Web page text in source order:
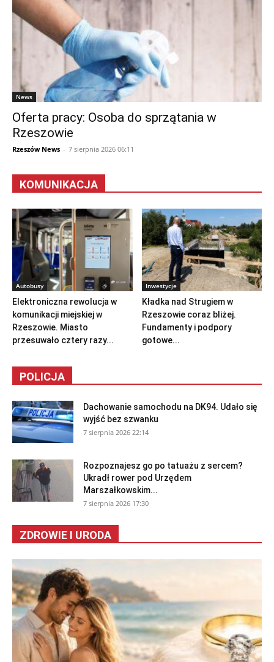
News
Oferta pracy: Osoba do sprzątania w
Rzeszowie
Rzeszów News - 7 sierpnia 2026 06:11
KOMUNIKACJA
Autobusy
Elektroniczna rewolucja w
komunikacji miejskiej w
Rzeszowie. Miasto
przesuwało cztery razy...
Inwestycje
Kładka nad Strugiem w
Rzeszowie coraz bliżej.
Fundamenty i podpory
gotowe...
POLICJA
Dachowanie samochodu na DK94. Udało się
wyjść bez szwanku
7 sierpnia 2026 22:14
Rozpoznajesz go po tatuażu z sercem?
Ukradł rower pod Urzędem
Marszałkowskim...
7 sierpnia 2026 17:30
ZDROWIE I URODA